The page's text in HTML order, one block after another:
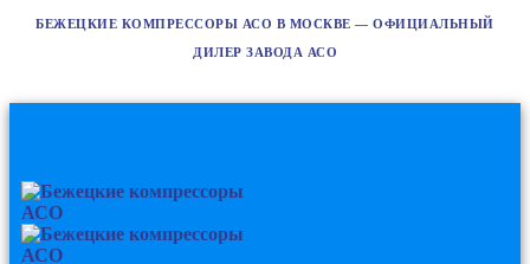
БЕЖЕЦКИЕ КОМПРЕССОРЫ АСО В МОСКВЕ — ОФИЦИАЛЬНЫЙ
ДИЛЕР ЗАВОДА АСО